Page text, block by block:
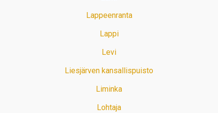
Lappeenranta
Lappi
Levi
Liesjärven kansallispuisto
Liminka
Lohtaja